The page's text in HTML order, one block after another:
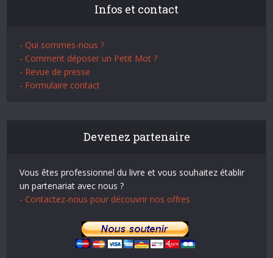
Infos et contact
- Qui sommes-nous ?
- Comment déposer un Petit Mot ?
- Revue de presse
- Formulaire contact
Devenez partenaire
Vous êtes professionnel du livre et vous souhaitez établir
un partenariat avec nous ?
- Contactez-nous pour découvrir nos offres